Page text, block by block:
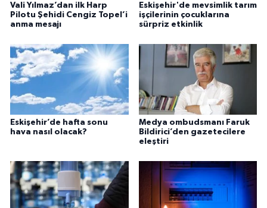
Vali Yılmaz’dan ilk Harp
Pilotu Şehidi Cengiz Topel’i
anma mesajı
Eskişehir'de mevsimlik tarım
işçilerinin çocuklarına
sürpriz etkinlik
Eskişehir’de hafta sonu
hava nasıl olacak?
Medya ombudsmanı Faruk
Bildirici’den gazetecilere
eleştiri